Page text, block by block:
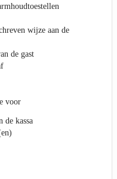
wijze aan de
de gast
voor
de kassa